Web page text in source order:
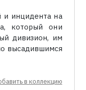
и инцидента на
который они
дивизион, им
высадившимся
в коллекцию